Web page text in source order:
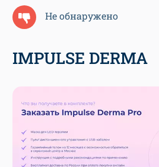
Не обнаружено
IMPULSE DERMA